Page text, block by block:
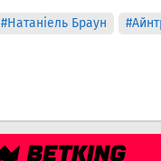
#Натаніель Браун